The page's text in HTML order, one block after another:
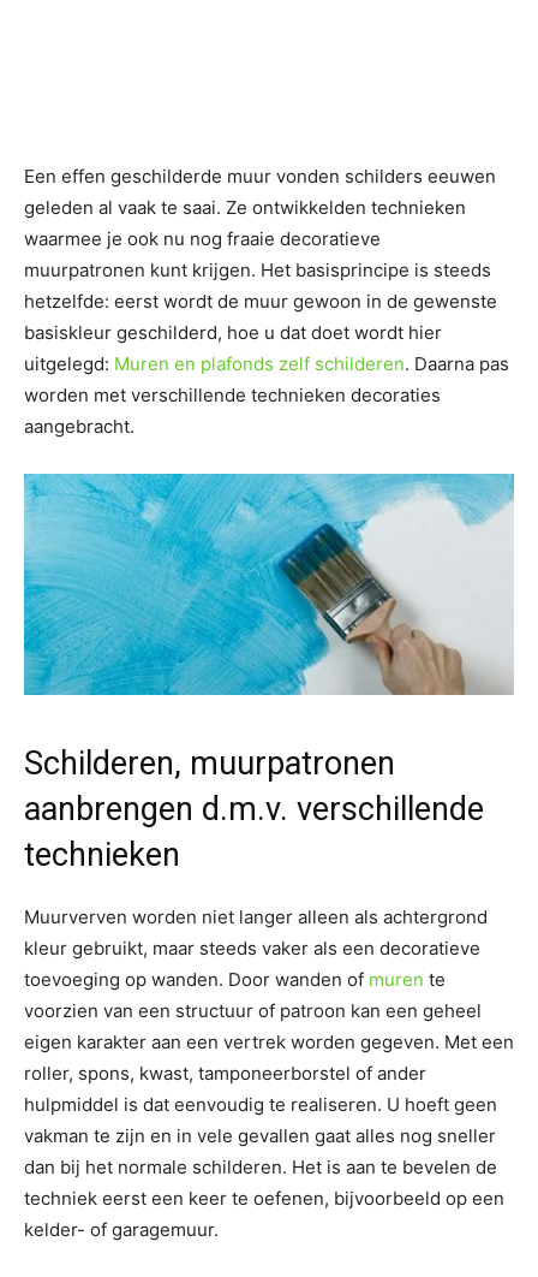
Een effen geschilderde muur vonden schilders eeuwen
geleden al vaak te saai. Ze ontwikkelden technieken
waarmee je ook nu nog fraaie decoratieve
muurpatronen kunt krijgen. Het basisprincipe is steeds
hetzelfde: eerst wordt de muur gewoon in de gewenste
basiskleur geschilderd, hoe u dat doet wordt hier
uitgelegd: Muren en plafonds zelf schilderen. Daarna pas
worden met verschillende technieken decoraties
aangebracht.
Schilderen, muurpatronen
aanbrengen d.m.v. verschillende
technieken
Muurverven worden niet langer alleen als achtergrond
kleur gebruikt, maar steeds vaker als een decoratieve
toevoeging op wanden. Door wanden of muren te
voorzien van een structuur of patroon kan een geheel
eigen karakter aan een vertrek worden gegeven. Met een
roller, spons, kwast, tamponeerborstel of ander
hulpmiddel is dat eenvoudig te realiseren. U hoeft geen
vakman te zijn en in vele gevallen gaat alles nog sneller
dan bij het normale schilderen. Het is aan te bevelen de
techniek eerst een keer te oefenen, bijvoorbeeld op een
kelder- of garagemuur.